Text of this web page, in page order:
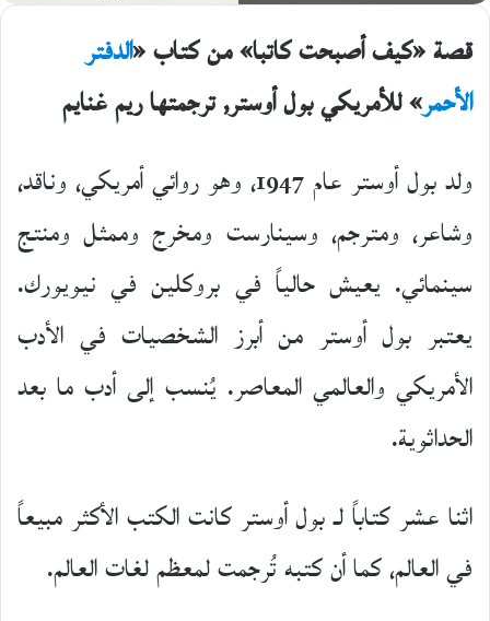
قصة «كيف أصبحت كاتبا» من كتاب «الدفتر
الأحمر» للأمريكي بول أوستر, ترجمتها ريم غنايم
ولد بول أوستر عام 1947، وهو روائي أمريكي، وناقد،
وشاعر، ومترجم، وسينارست ومخرج وممثل ومنتج
سينمائي. يعيش حالياً في بروكلين في نيويورك.
يعتبر بول أوستر من أبرز الشخصيات في الأدب
الأمريكي والعالمي المعاصر. يُنسب إلى أدب ما بعد
الحداثوية.
اثنا عشر كتاباً لـ بول أوستر كانت الكتب الأكثر مبيعاً
في العالم، كما أن كتبه تُرجمت لمعظم لغات العالم.